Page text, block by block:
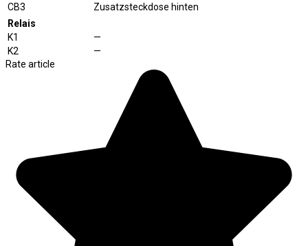
CB3
Zusatzsteckdose hinten
Relais
K1
—
K2
—
Rate article